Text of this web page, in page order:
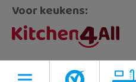
Voor keukens:
© 2022 -